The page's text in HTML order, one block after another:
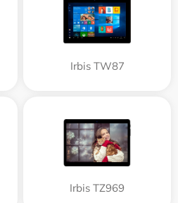
Irbis TW87
Irbis TZ969